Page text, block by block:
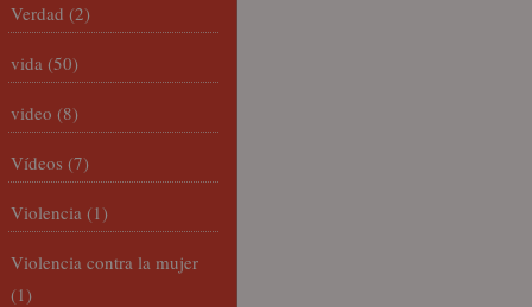
Verdad (2)
vida (50)
video (8)
Vídeos (7)
Violencia (1)
Violencia contra la mujer
(1)